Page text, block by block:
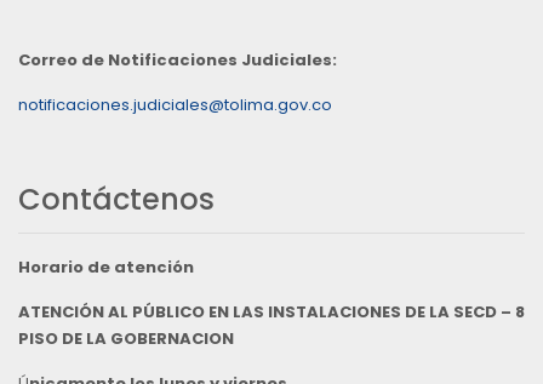
Correo de Notificaciones Judiciales:
notificaciones.judiciales@tolima.gov.co
Contáctenos
Horario de atención
ATENCIÓN AL PÚBLICO EN LAS INSTALACIONES DE LA SECD – 8
PISO DE LA GOBERNACION